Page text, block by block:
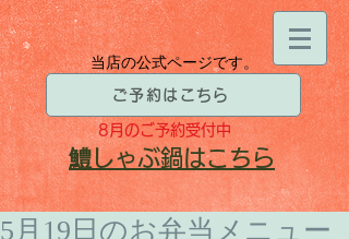
当店の公式ページです。
ご予約はこちら
8月のご予約受付中
​鱧しゃぶ鍋はこちら
5月19日のお弁当メニュー